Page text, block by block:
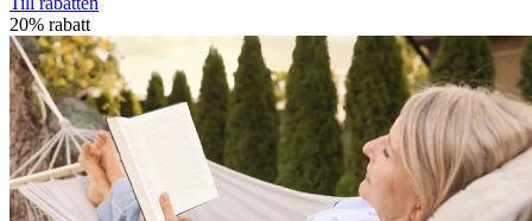
20% rabatt